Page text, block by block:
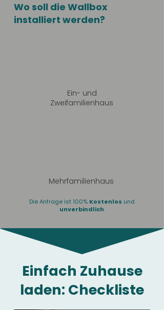
Wo soll die Wallbox
installiert werden?
Ein- und
Zweifamilienhaus
Mehrfamilienhaus
Die Anfrage ist 100% Kostenlos und
unverbindlich.
Einfach Zuhause
laden: Checkliste